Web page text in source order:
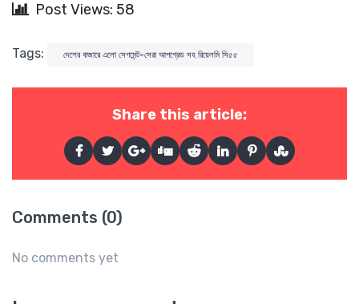
Post Views: 58
Tags: দেশের বাজারে এলো সেগমেন্ট-সেরা আপগ্রেড সহ রিয়েলমি সি৫৫
Share this article:
Comments (0)
No comments yet